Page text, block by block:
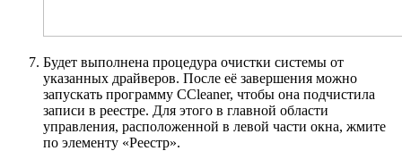
Будет выполнена процедура очистки системы от
указанных драйверов. После её завершения можно
запускать программу CCleaner, чтобы она подчистила
записи в реестре. Для этого в главной области
управления, расположенной в левой части окна, жмите
по элементу «Реестр».